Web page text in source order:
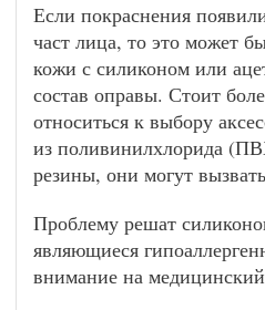
Если покраснения
част лица, то это может
кожи с силиконом или
состав оправы. Стоит
относиться к выбору
из поливинилхлорида
резины, они могут
Проблему решат
являющиеся
внимание на